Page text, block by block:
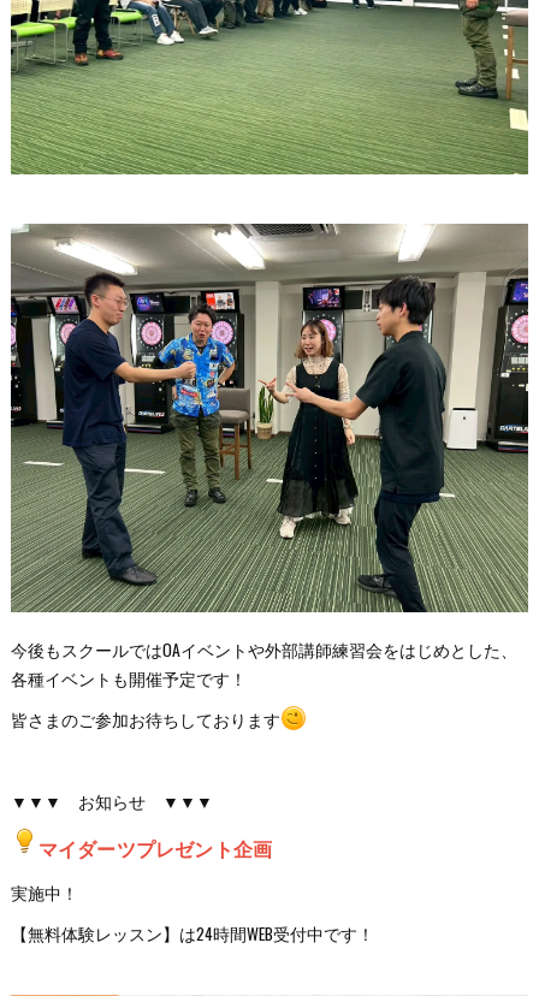
今後もスクールではOAイベントや外部講師練習会をはじめとした、
各種イベントも開催予定です！
皆さまのご参加お待ちしております
▼▼▼ お知らせ ▼▼▼
マイダーツプレゼント企画
実施中！
【無料体験レッスン】は24時間WEB受付中です！